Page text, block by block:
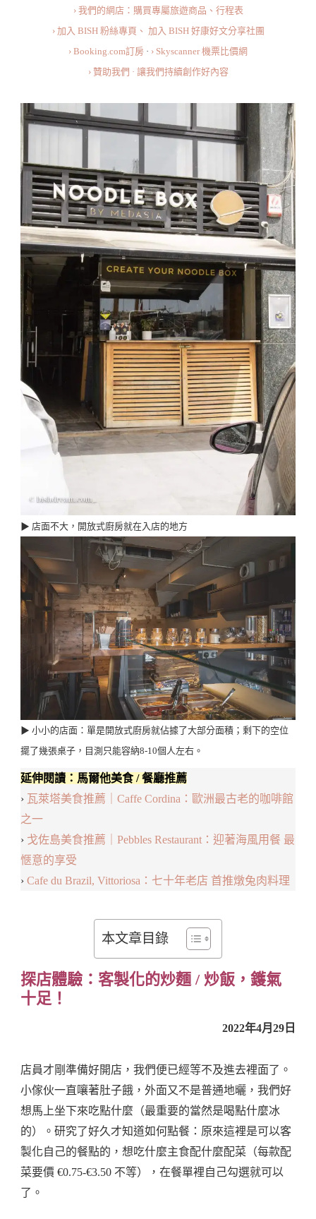
一
份
超
有
的
飯！
› 我們的網店：購買專屬旅遊商品、行程表
› 加入 BISH 粉絲專頁、 加入 BISH 好康好文分享社團
› Booking.com訂房 · › Skyscanner 機票比價網
› 贊助我們 · 讓我們持續創作好內容
▶︎ 店面不大，開放式廚房就在入店的地方
▶︎ 小小的店面：單是開放式廚房就佔據了大部分面積；剩下的空位
擺了幾張桌子，目測只能容納8-10個人左右。
延伸閱讀：馬爾他美食 / 餐廳推薦
› 瓦萊塔美食推薦｜Caffe Cordina：歐洲最古老的咖啡館
之一
› 戈佐島美食推薦｜Pebbles Restaurant：迎著海風用餐 最
愜意的享受
› Cafe du Brazil, Vittoriosa：七十年老店 首推燉兔肉料理
本文章目錄
探店體驗：客製化的炒麵 / 炒飯，鑊氣
十足！
2022年4月29日
店員才剛準備好開店，我們便已經等不及進去裡面了。
小傢伙一直嚷著肚子餓，外面又不是普通地曬，我們好
想馬上坐下來吃點什麼（最重要的當然是喝點什麼冰
的）。研究了好久才知道如何點餐：原來這裡是可以客
製化自己的餐點的，想吃什麼主食配什麼配菜（每款配
菜要價 €0.75-€3.50 不等），在餐單裡自己勾選就可以
了。